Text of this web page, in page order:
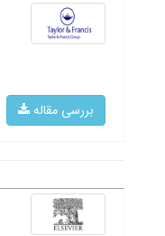
بررسی مقاله